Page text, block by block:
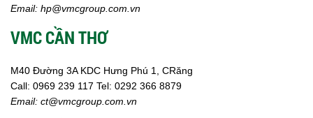
Email: hp@vmcgroup.com.vn
VMC CẦN THƠ
M40 Đường 3A KDC Hưng Phú 1, CRăng
Call: 0969 239 117 Tel: 0292 366 8879
Email: ct@vmcgroup.com.vn